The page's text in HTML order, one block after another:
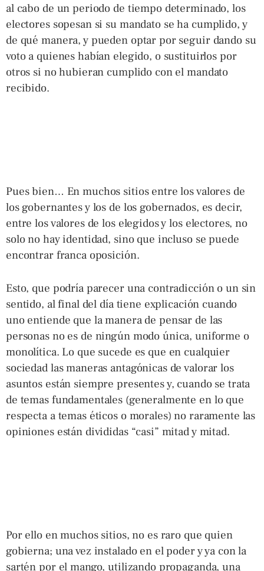
al cabo de un periodo de tiempo determinado, los
electores sopesan si su mandato se ha cumplido, y
de qué manera, y pueden optar por seguir dando su
voto a quienes habían elegido, o sustituirlos por
otros si no hubieran cumplido con el mandato
recibido.
Pues bien… En muchos sitios entre los valores de
los gobernantes y los de los gobernados, es decir,
entre los valores de los elegidos y los electores, no
solo no hay identidad, sino que incluso se puede
encontrar franca oposición.
Esto, que podría parecer una contradicción o un sin
sentido, al final del día tiene explicación cuando
uno entiende que la manera de pensar de las
personas no es de ningún modo única, uniforme o
monolítica. Lo que sucede es que en cualquier
sociedad las maneras antagónicas de valorar los
asuntos están siempre presentes y, cuando se trata
de temas fundamentales (generalmente en lo que
respecta a temas éticos o morales) no raramente las
opiniones están divididas “casi” mitad y mitad.
Por ello en muchos sitios, no es raro que quien
gobierna; una vez instalado en el poder y ya con la
sartén por el mango, utilizando propaganda, una